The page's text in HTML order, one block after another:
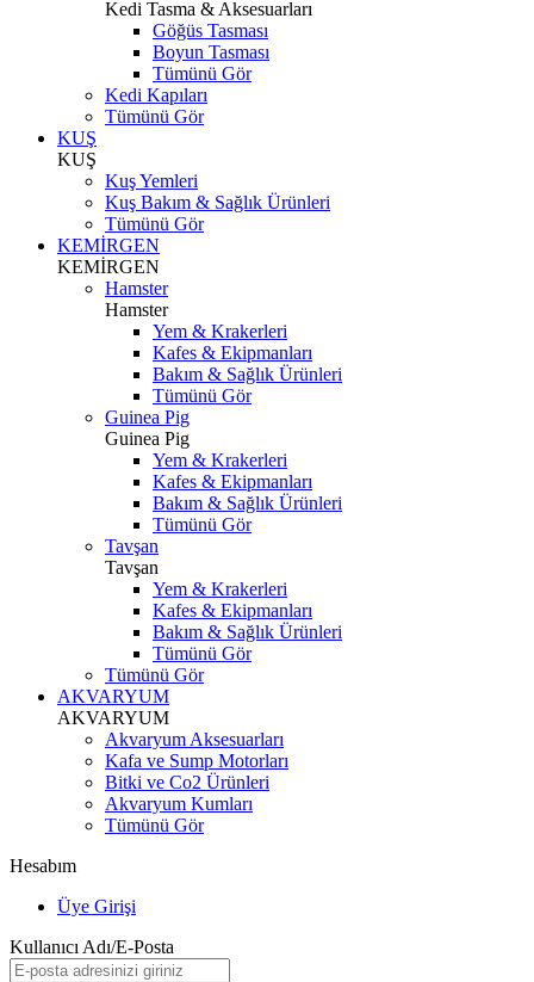
Kedi Tasma & Aksesuarları
Göğüs Tasması
Boyun Tasması
Tümünü Gör
Kedi Kapıları
Tümünü Gör
KUŞ
KUŞ
Kuş Yemleri
Kuş Bakım & Sağlık Ürünleri
Tümünü Gör
KEMİRGEN
KEMİRGEN
Hamster
Hamster
Yem & Krakerleri
Kafes & Ekipmanları
Bakım & Sağlık Ürünleri
Tümünü Gör
Guinea Pig
Guinea Pig
Yem & Krakerleri
Kafes & Ekipmanları
Bakım & Sağlık Ürünleri
Tümünü Gör
Tavşan
Tavşan
Yem & Krakerleri
Kafes & Ekipmanları
Bakım & Sağlık Ürünleri
Tümünü Gör
Tümünü Gör
AKVARYUM
AKVARYUM
Akvaryum Aksesuarları
Kafa ve Sump Motorları
Bitki ve Co2 Ürünleri
Akvaryum Kumları
Tümünü Gör
Hesabım
Üye Girişi
Kullanıcı Adı/E-Posta